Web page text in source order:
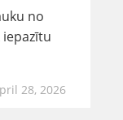
no
iepazītu
28, 2026